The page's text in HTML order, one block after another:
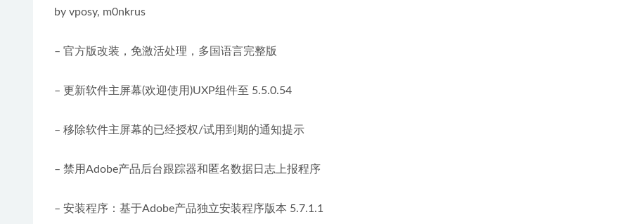
by vposy, m0nkrus
– 官方版改装，免激活处理，多国语言完整版
– 更新软件主屏幕(欢迎使用)UXP组件至 5.5.0.54
– 移除软件主屏幕的已经授权/试用到期的通知提示
– 禁用Adobe产品后台跟踪器和匿名数据日志上报程序
– 安装程序：基于Adob​​e产品独立安装程序版本 5.7.1.1